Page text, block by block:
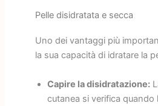
Pelle disidratata e secca
Uno dei vantaggi più
la sua capacità di idratare la
Capire la disidratazione:
cutanea si verifica